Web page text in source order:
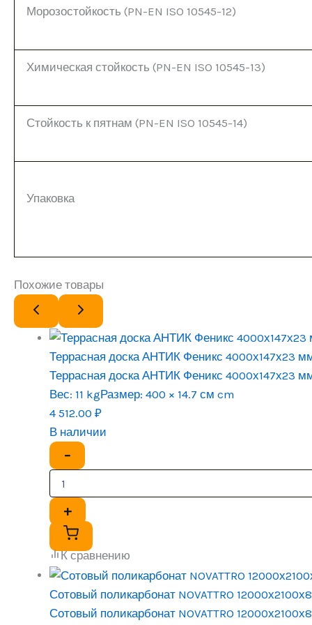
Морозостойкость (PN-EN ISO 10545-12)
Химическая стойкость (PN-EN ISO 10545-13)
Стойкость к пятнам (PN-EN ISO 10545-14)
Упаковка
Похожие товары
Террасная доска АНТИК Феникс 4000х147х23
Террасная доска АНТИК Феникс 4000х147х23
Вес: 11 kgРазмер: 400 × 14.7 см cm
4 512.00 ₽
В наличии
−
+
К сравнению
Сотовый поликарбонат NOVATTRO
Сотовый поликарбонат NOVATTRO